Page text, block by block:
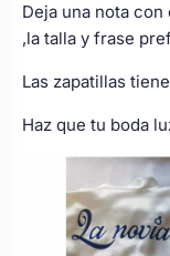
Deja una nota
,la talla y frase
Las zapatillas
Haz que tu boda